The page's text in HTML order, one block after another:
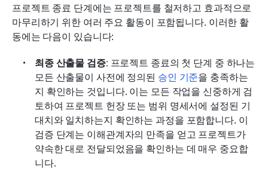
프로젝트 종료 단계에는 프로젝트를 철저하고 효과적으로
마무리하기 위한 여러 주요 활동이 포함됩니다. 이러한 활
동에는 다음이 있습니다:
최종 산출물 검증: 프로젝트 종료의 첫 단계 중 하나는
모든 산출물이 사전에 정의된 승인 기준을 충족하는
지 확인하는 것입니다. 이는 모든 작업을 신중하게 검
토하여 프로젝트 헌장 또는 범위 명세서에 설정된 기
대치와 일치하는지 확인하는 과정을 포함합니다. 이
검증 단계는 이해관계자의 만족을 얻고 프로젝트가
약속한 대로 전달되었음을 확인하는 데 매우 중요합
니다.